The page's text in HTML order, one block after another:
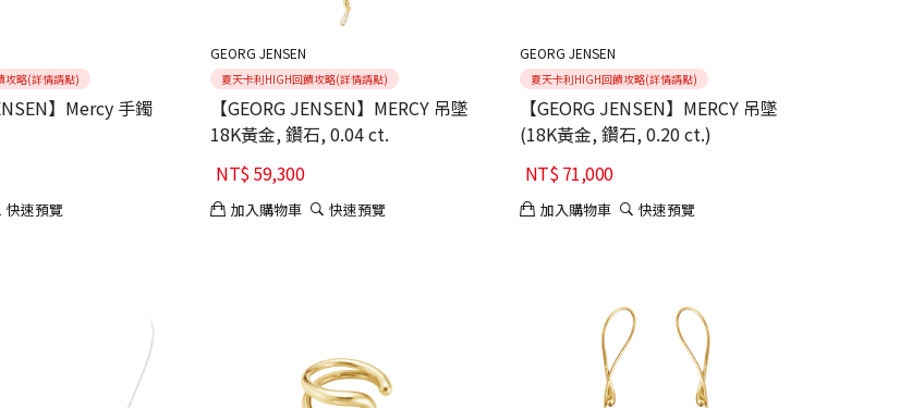
攻略(詳情請點)
】Mercy 手鐲
快速預覽
GEORG JENSEN
夏天卡利HIGH回饋攻略(詳情請點)
【GEORG JENSEN】MERCY 吊墜
18K黃金, 鑽石, 0.04 ct.
NT$59,300
加入購物車 快速預覽
GEORG JENSEN
夏天卡利HIGH回饋攻略(詳情請點)
【GEORG JENSEN】MERCY 吊墜
(18K黃金, 鑽石, 0.20 ct.)
NT$71,000
加入購物車 快速預覽